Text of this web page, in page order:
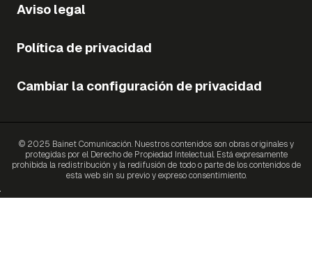
Aviso legal
Política de privacidad
Cambiar la configuración de privacidad
© 2025 Bainet Comunicación. Nuestros contenidos son obras originales y
protegidas por el Derecho de Propiedad Intelectual. Está expresamente
prohibida la redistribución y la redifusión de todo o parte de los contenidos de
esta web sin su previo y expreso consentimiento.